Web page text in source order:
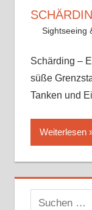
22. April
Andy
Sightseeing
Schärding –
süße
Tanken und
Weiterlesen
Suchen